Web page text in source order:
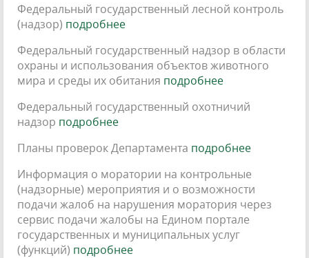
Федеральный государственный лесной контроль
(надзор) подробнее
Федеральный государственный надзор в области
охраны и использования объектов животного
мира и среды их обитания подробнее
Федеральный государственный охотничий
надзор подробнее
Планы проверок Департамента подробнее
Информация о моратории на контрольные
(надзорные) мероприятия и о возможности
подачи жалоб на нарушения моратория через
сервис подачи жалобы на Едином портале
государственных и муниципальных услуг
(функций) подробнее